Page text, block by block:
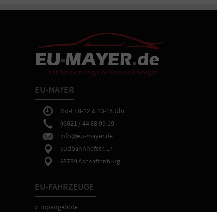
EU-MAYER
Mo-Fr 8-12 & 13-18 Uhr
06021 / 44 88 99-19
info@eu-mayer.de
Südbahnhofstr. 17
63739 Aschaffenburg
EU-FAHRZEUGE
» Topangebote